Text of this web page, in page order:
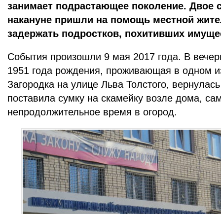
занимает подрастающее поколение. Двое
накануне пришли на помощь местной
задержать подростков, похитивших
События произошли 9 мая 2017 года. В
1951 года рождения, проживающая в одном
Загородка на улице Льва Толстого,
поставила сумку на скамейку возле дома,
непродолжительное время в огород.